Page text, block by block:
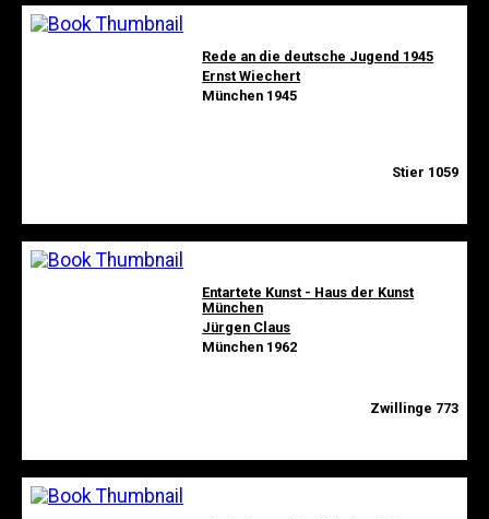
Rede an die deutsche Jugend 1945
Ernst Wiechert
München 1945
Stier 1059
Entartete Kunst - Haus der Kunst
München
Jürgen Claus
München 1962
Zwillinge 773